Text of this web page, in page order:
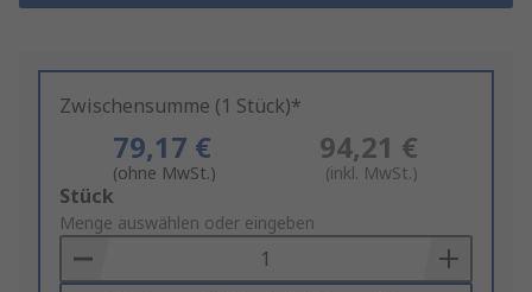
Zwischensumme (1 Stück)*
79,17 €
(ohne MwSt.)
94,21 €
(inkl. MwSt.)
Add
to
Basket
Stück
Menge auswählen oder eingeben